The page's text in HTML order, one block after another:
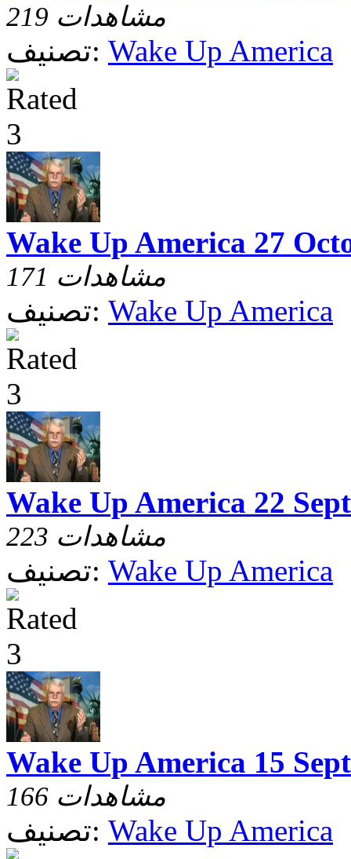
219 مشاهدات
تصنيف: Wake Up America
Wake Up America 27
171 مشاهدات
تصنيف: Wake Up America
Wake Up America 22
223 مشاهدات
تصنيف: Wake Up America
Wake Up America 15
166 مشاهدات
تصنيف: Wake Up America